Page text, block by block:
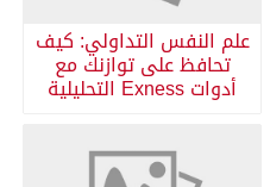
علم النفس التداولي: كيف
تحافظ على توازنك مع
أدوات Exness التحليلية